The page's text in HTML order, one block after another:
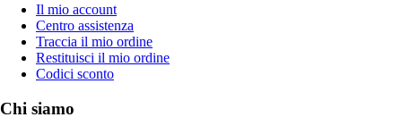
Il mio account
Centro assistenza
Traccia il mio ordine
Restituisci il mio ordine
Codici sconto
Chi siamo